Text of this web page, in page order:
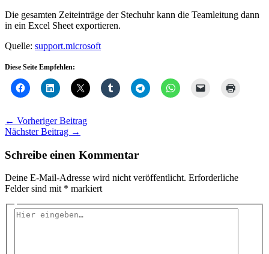
Die gesamten Zeiteinträge der Stechuhr kann die Teamleitung dann
in ein Excel Sheet exportieren.
Quelle: support.microsoft
Diese Seite Empfehlen:
← Vorheriger Beitrag
Nächster Beitrag →
Schreibe einen Kommentar
Deine E-Mail-Adresse wird nicht veröffentlicht. Erforderliche
Felder sind mit * markiert
Hier